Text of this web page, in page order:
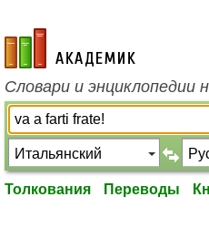
academic.ru
Словари и энциклопедии
Толкования Переводы